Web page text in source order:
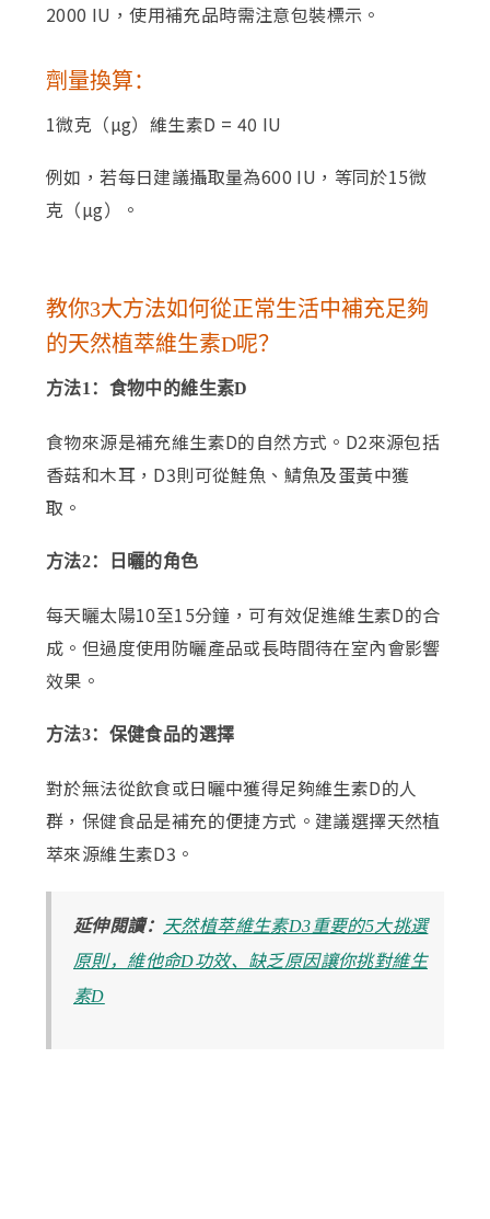
2000 IU，使用補充品時需注意包裝標示。
劑量換算：
1微克（µg）維生素D = 40 IU
例如，若每日建議攝取量為600 IU，等同於15微
克（µg）。
教你3大方法如何從正常生活中補充足夠
的天然植萃維生素D呢？
方法1：食物中的維生素D
食物來源是補充維生素D的自然方式。D2來源包括
香菇和木耳，D3則可從鮭魚、鯖魚及蛋黃中獲
取。
方法2：日曬的角色
每天曬太陽10至15分鐘，可有效促進維生素D的合
成。但過度使用防曬產品或長時間待在室內會影響
效果。
方法3：保健食品的選擇
對於無法從飲食或日曬中獲得足夠維生素D的人
群，保健食品是補充的便捷方式。建議選擇天然植
萃來源維生素D3。
延伸閱讀： 天然植萃維生素D3重要的5大挑選
原則，維他命D功效、缺乏原因讓你挑對維生
素D